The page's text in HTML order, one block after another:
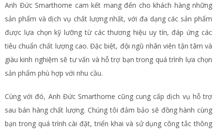
Anh Đức Smarthome cam kết mang đến cho khách hàng những
sản phẩm và dịch vụ chất lượng nhất, với đa dạng các sản phẩm
được lựa chọn kỹ lưỡng từ các thương hiệu uy tín, đáp ứng các
tiêu chuẩn chất lượng cao. Đặc biệt, đội ngũ nhân viên tận tâm và
giàu kinh nghiệm sẽ tư vấn và hỗ trợ bạn trong quá trình lựa chọn
sản phẩm phù hợp với nhu cầu.
Cùng với đó, Anh Đức Smarthome cũng cung cấp dịch vụ hỗ trợ
sau bán hàng chất lượng. Chúng tôi đảm bảo sẽ đồng hành cùng
bạn trong quá trình cài đặt, triển khai và sử dụng công tắc thông